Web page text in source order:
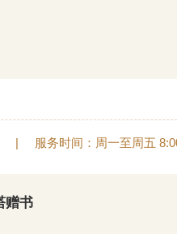
| 服务时间：周一至周五
赠书